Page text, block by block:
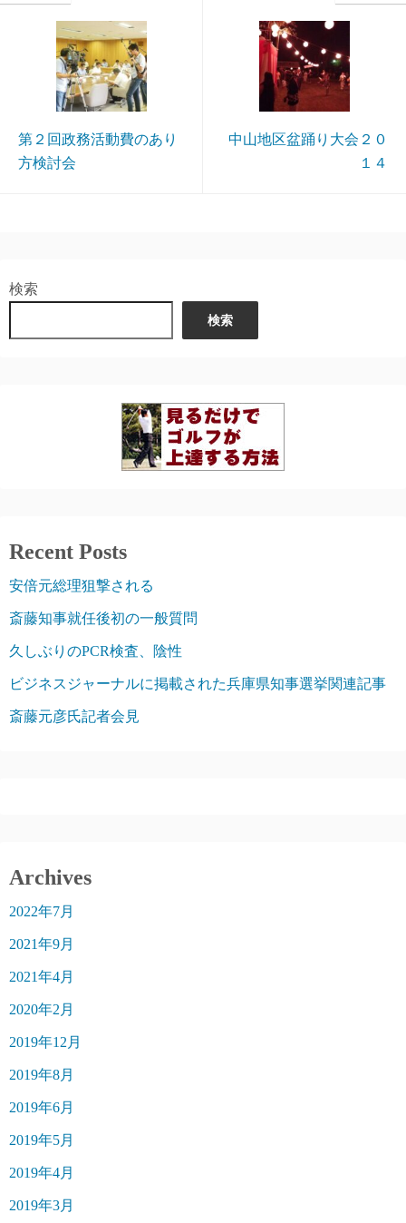
第２回政務活動費のあり
方検討会
中山地区盆踊り大会２０
１４
検索
検索
Recent Posts
安倍元総理狙撃される
斎藤知事就任後初の一般質問
久しぶりのPCR検査、陰性
ビジネスジャーナルに掲載された兵庫県知事選挙関連記事
斎藤元彦氏記者会見
Archives
2022年7月
2021年9月
2021年4月
2020年2月
2019年12月
2019年8月
2019年6月
2019年5月
2019年4月
2019年3月